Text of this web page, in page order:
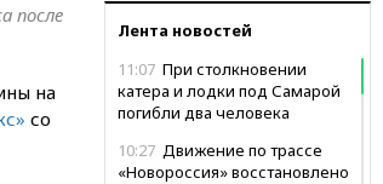
Лента новостей
11:07 При столкновении
катера и лодки под Самарой
погибли два человека
10:27 Движение по трассе
«Новороссия» восстановлено
после
на
со